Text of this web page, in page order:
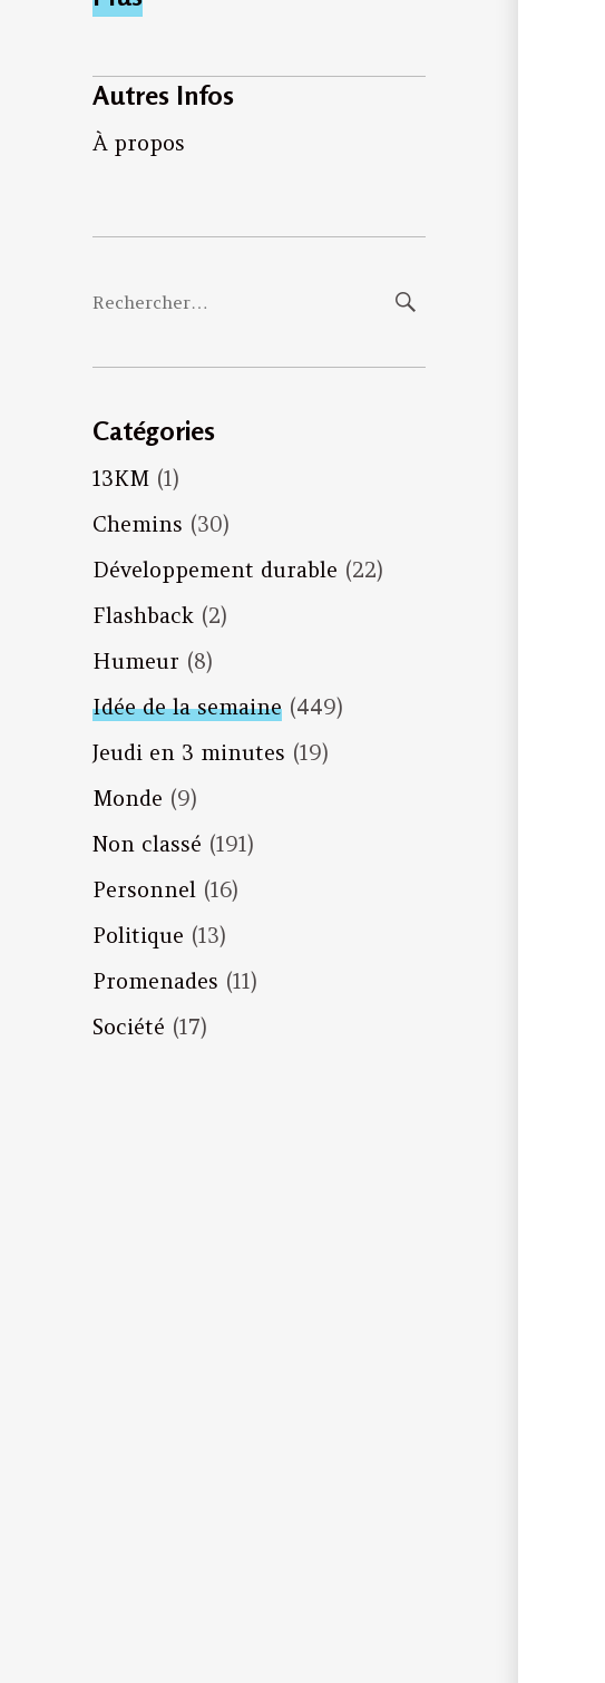
Autres Infos
À propos
Rechercher :
Catégories
13KM(1)
Chemins (30)
Développement durable (22)
Flashback (2)
Humeur (8)
Idée de la semaine(449)
Jeudi en 3 minutes (19)
Monde (9)
Non classé (191)
Personnel (16)
Politique (13)
Promenades (11)
Société (17)